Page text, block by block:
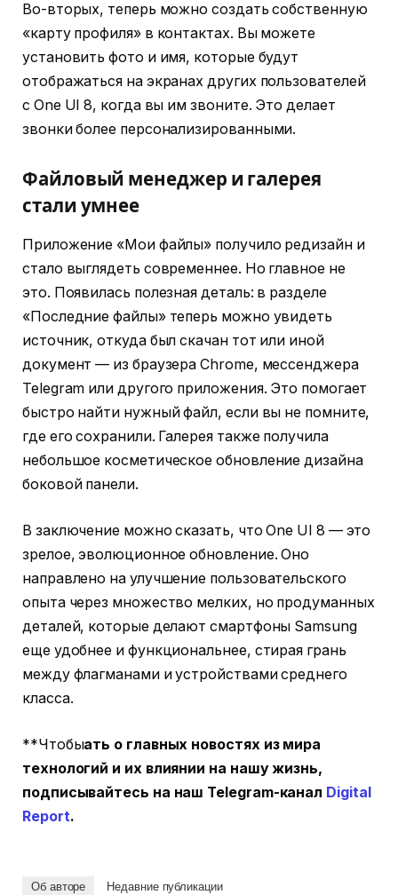
Во-вторых, теперь можно создать собственную
«карту профиля» в контактах. Вы можете
установить фото и имя, которые будут
отображаться на экранах других пользователей
с One UI 8, когда вы им звоните. Это делает
звонки более персонализированными.
Файловый менеджер и галерея
стали умнее
Приложение «Мои файлы» получило редизайн и
стало выглядеть современнее. Но главное не
это. Появилась полезная деталь: в разделе
«Последние файлы» теперь можно увидеть
источник, откуда был скачан тот или иной
документ — из браузера Chrome, мессенджера
Telegram или другого приложения. Это помогает
быстро найти нужный файл, если вы не помните,
где его сохранили. Галерея также получила
небольшое косметическое обновление дизайна
боковой панели.
В заключение можно сказать, что One UI 8 — это
зрелое, эволюционное обновление. Оно
направлено на улучшение пользовательского
опыта через множество мелких, но продуманных
деталей, которые делают смартфоны Samsung
еще удобнее и функциональнее, стирая грань
между флагманами и устройствами среднего
класса.
**Чтобыать о главных новостях из мира
технологий и их влиянии на нашу жизнь,
подписывайтесь на наш Telegram-канал Digital
Report.
Об авторе Недавние публикации